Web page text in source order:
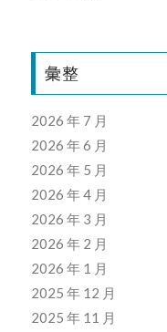
彙整
2026 年 7 月
2026 年 6 月
2026 年 5 月
2026 年 4 月
2026 年 3 月
2026 年 2 月
2026 年 1 月
2025 年 12 月
2025 年 11 月